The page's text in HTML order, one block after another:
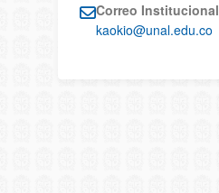
Correo Institucional
kaokio@unal.edu.co